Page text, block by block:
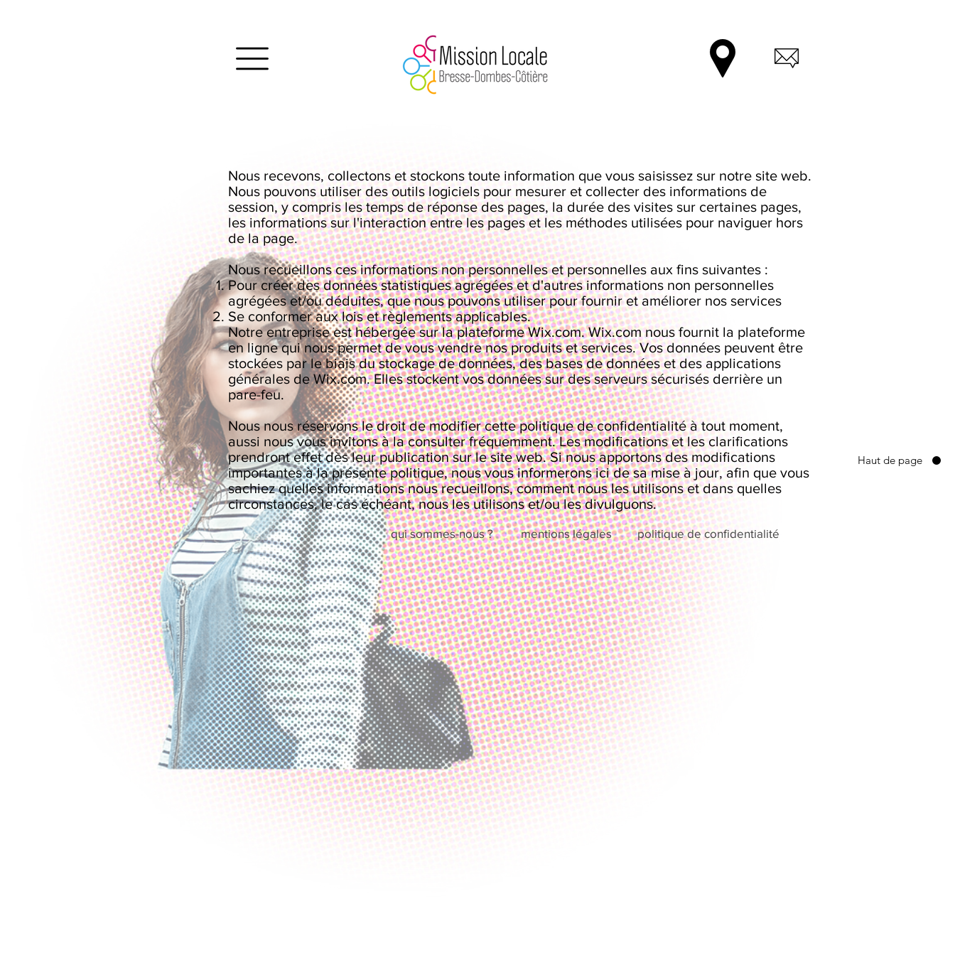
Haut de page
Nous recevons, collectons et stockons toute information que vous saisissez sur notre site web.
Nous pouvons utiliser des outils logiciels pour mesurer et collecter des informations de
session, y compris les temps de réponse des pages, la durée des visites sur certaines pages,
les informations sur l'interaction entre les pages et les méthodes utilisées pour naviguer hors
de la page.
Nous recueillons ces informations non personnelles et personnelles aux fins suivantes :
Pour créer des données statistiques agrégées et d'autres informations non personnelles
agrégées et/ou déduites, que nous pouvons utiliser pour fournir et améliorer nos services
Se conformer aux lois et règlements applicables.
Notre entreprise est hébergée sur la plateforme Wix.com. Wix.com nous fournit la plateforme
en ligne qui nous permet de vous vendre nos produits et services. Vos données peuvent être
stockées par le biais du stockage de données, des bases de données et des applications
générales de Wix.com. Elles stockent vos données sur des serveurs sécurisés derrière un
pare-feu.
Nous nous réservons le droit de modifier cette politique de confidentialité à tout moment,
aussi nous vous invitons à la consulter fréquemment. Les modifications et les clarifications
prendront effet dès leur publication sur le site web. Si nous apportons des modifications
importantes à la présente politique, nous vous informerons ici de sa mise à jour, afin que vous
sachiez quelles informations nous recueillons, comment nous les utilisons et dans quelles
circonstances, le cas échéant, nous les utilisons et/ou les divulguons.
qui sommes-nous ? mentions légales politique de confidentialité